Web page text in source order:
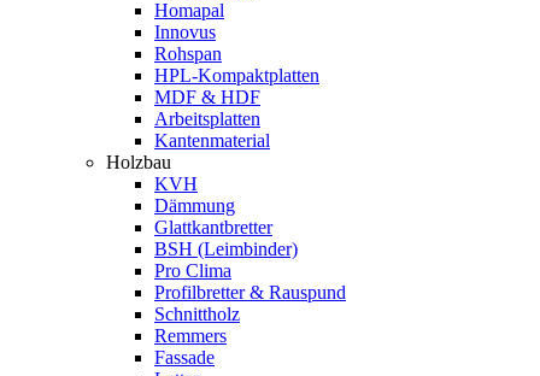
Homapal
Innovus
Rohspan
HPL-Kompaktplatten
MDF & HDF
Arbeitsplatten
Kantenmaterial
Holzbau
KVH
Dämmung
Glattkantbretter
BSH (Leimbinder)
Pro Clima
Profilbretter & Rauspund
Schnittholz
Remmers
Fassade